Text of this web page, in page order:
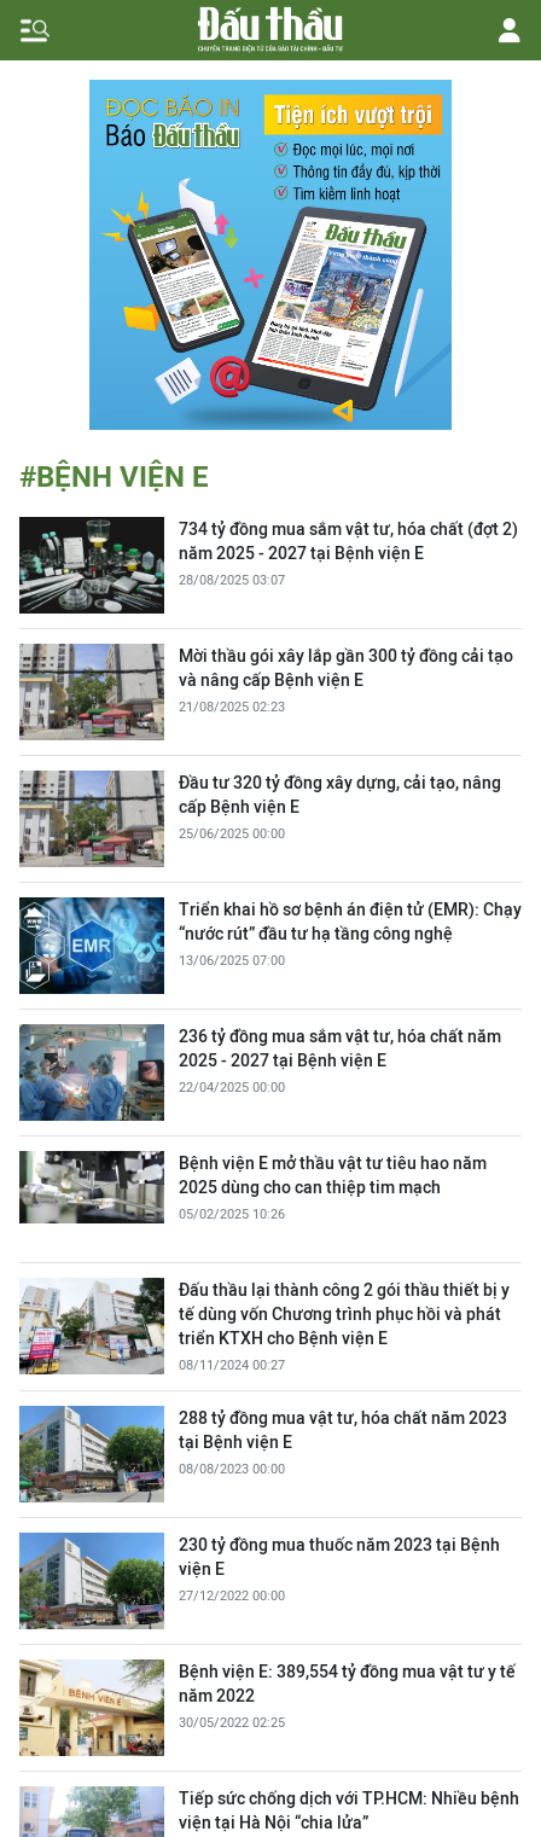
#BỆNH VIỆN E
734 tỷ đồng mua sắm vật tư, hóa chất (đợt 2)
năm 2025 - 2027 tại Bệnh viện E
28/08/2025 03:07
Mời thầu gói xây lắp gần 300 tỷ đồng cải tạo
và nâng cấp Bệnh viện E
21/08/2025 02:23
Đầu tư 320 tỷ đồng xây dựng, cải tạo, nâng
cấp Bệnh viện E
25/06/2025 00:00
Triển khai hồ sơ bệnh án điện tử (EMR): Chạy
“nước rút” đầu tư hạ tầng công nghệ
13/06/2025 07:00
236 tỷ đồng mua sắm vật tư, hóa chất năm
2025 - 2027 tại Bệnh viện E
22/04/2025 00:00
Bệnh viện E mở thầu vật tư tiêu hao năm
2025 dùng cho can thiệp tim mạch
05/02/2025 10:26
Đấu thầu lại thành công 2 gói thầu thiết bị y
tế dùng vốn Chương trình phục hồi và phát
triển KTXH cho Bệnh viện E
08/11/2024 00:27
288 tỷ đồng mua vật tư, hóa chất năm 2023
tại Bệnh viện E
08/08/2023 00:00
230 tỷ đồng mua thuốc năm 2023 tại Bệnh
viện E
27/12/2022 00:00
Bệnh viện E: 389,554 tỷ đồng mua vật tư y tế
năm 2022
30/05/2022 02:25
Tiếp sức chống dịch với TP.HCM: Nhiều bệnh
viện tại Hà Nội “chia lửa”